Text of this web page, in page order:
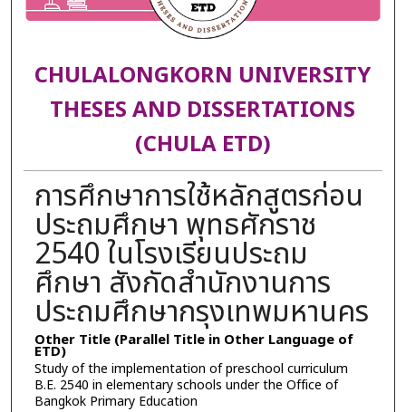
CHULALONGKORN UNIVERSITY
THESES AND DISSERTATIONS
(CHULA ETD)
การศึกษาการใช้หลักสูตรก่อน
ประถมศึกษา พุทธศักราช
2540 ในโรงเรียนประถม
ศึกษา สังกัดสำนักงานการ
ประถมศึกษากรุงเทพมหานคร
Other Title (Parallel Title in Other Language of
ETD)
Study of the implementation of preschool curriculum
B.E. 2540 in elementary schools under the Office of
Bangkok Primary Education